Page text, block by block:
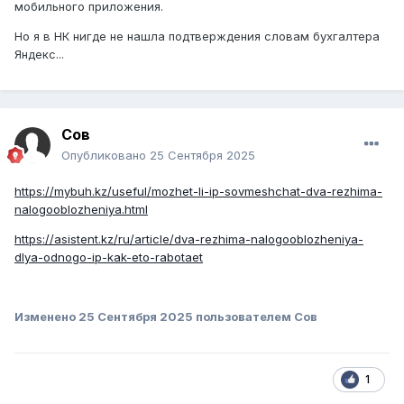
мобильного приложения.
Но я в НК нигде не нашла подтверждения словам бухгалтера
Яндекс...
Сов
Опубликовано 25 Сентября 2025
https://mybuh.kz/useful/mozhet-li-ip-sovmeshchat-dva-rezhima-
nalogooblozheniya.html
https://asistent.kz/ru/article/dva-rezhima-nalogooblozheniya-
dlya-odnogo-ip-kak-eto-rabotaet
Изменено 25 Сентября 2025 пользователем Сов
1